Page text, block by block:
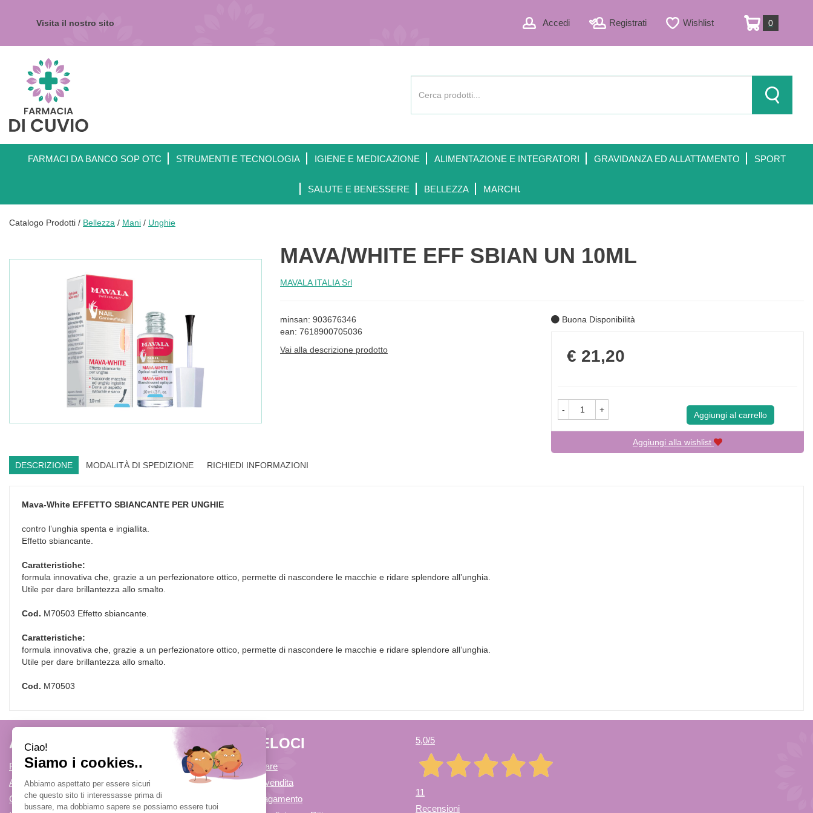
Visita il nostro sito Accedi Registrati Wishlist 0
ARTICOLI
Farmacia
Cuvio
Prodotto
Cerca
FARMACI DA BANCO SOP OTC STRUMENTI E TECNOLOGIA IGIENE E MEDICAZIONE ALIMENTAZIONE E INTEGRATORI GRAVIDANZA ED ALLATTAMENTO SPORT
SALUTE E BENESSERE BELLEZZA MARCHI
Catalogo Prodotti / Bellezza / Mani / Unghie
MAVA/WHITE EFF SBIAN UN 10ML
MAVALA ITALIA Srl
minsan: 903676346
ean: 7618900705036
Vai alla descrizione prodotto
Buona Disponibilità
Prezzo
€ 21,20
- +
Aggiungi al carrello
Aggiungi alla wishlist
DESCRIZIONE MODALITÀ DI SPEDIZIONE RICHIEDI INFORMAZIONI
Mava-White EFFETTO SBIANCANTE PER UNGHIE
contro l’unghia spenta e ingiallita.
Effetto sbiancante.
Caratteristiche:
formula innovativa che, grazie a un perfezionatore ottico, permette di nascondere le macchie e ridare splendore all’unghia.
Utile per dare brillantezza allo smalto.
Cod. M70503 Effetto sbiancante.
Caratteristiche:
formula innovativa che, grazie a un perfezionatore ottico, permette di nascondere le macchie e ridare splendore all’unghia.
Utile per dare brillantezza allo smalto.
Cod. M70503
AREA UTENTE
Registrati
Accedi
Contatti
LINK VELOCI
Come Prenotare
Condizioni di vendita
Modalità di Pagamento
5,0/5
11
Recensioni